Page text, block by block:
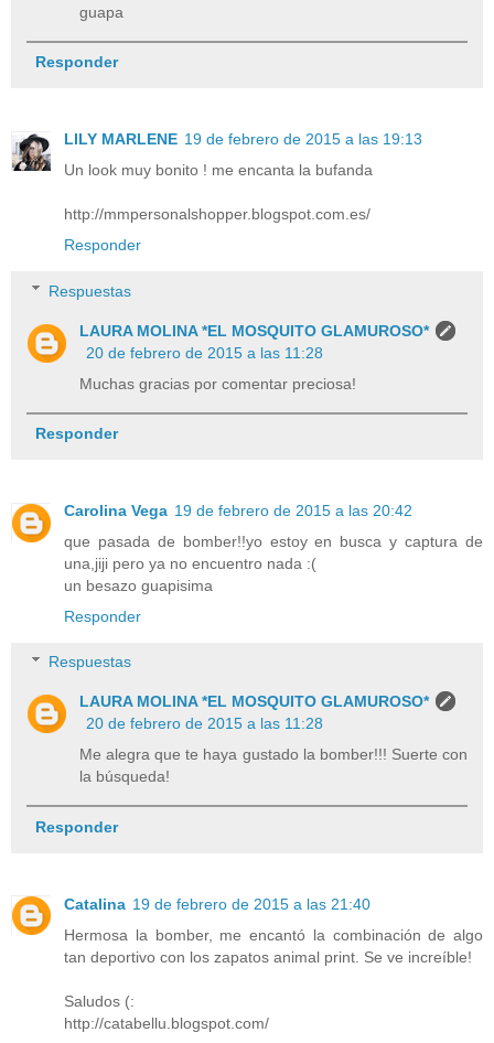
guapa
Responder
LILY MARLENE 19 de febrero de 2015 a las 19:13
Un look muy bonito ! me encanta la bufanda
http://mmpersonalshopper.blogspot.com.es/
Responder
Respuestas
LAURA MOLINA *EL MOSQUITO GLAMUROSO*
20 de febrero de 2015 a las 11:28
Muchas gracias por comentar preciosa!
Responder
Carolina Vega 19 de febrero de 2015 a las 20:42
que pasada de bomber!!yo estoy en busca y captura de
una,jiji pero ya no encuentro nada :(
un besazo guapisima
Responder
Respuestas
LAURA MOLINA *EL MOSQUITO GLAMUROSO*
20 de febrero de 2015 a las 11:28
Me alegra que te haya gustado la bomber!!! Suerte con
la búsqueda!
Responder
Catalina 19 de febrero de 2015 a las 21:40
Hermosa la bomber, me encantó la combinación de algo
tan deportivo con los zapatos animal print. Se ve increíble!
Saludos (:
http://catabellu.blogspot.com/